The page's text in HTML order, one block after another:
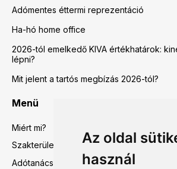
Az oldal
használ
Adómentes éttermi reprezentáció
Ha-hó home office
2026-tól emelkedő KIVA értékhatárok:
lépni?
Mit jelent a tartós megbízás 2026-tól?
Menü
Miért mi?
Szakterületeink
Adótanácsadás